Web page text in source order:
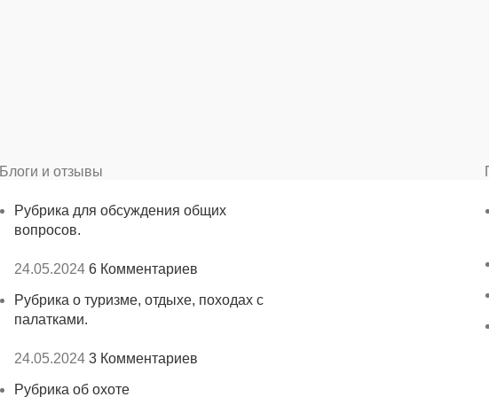
Блоги и отзывы
Рубрика для обсуждения общих
вопросов.
24.05.2024 6 Комментариев
Рубрика о туризме, отдыхе, походах с
палатками.
24.05.2024 3 Комментариев
Рубрика об охоте